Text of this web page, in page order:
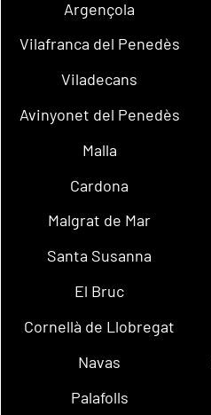
Argençola
Vilafranca del Penedès
Viladecans
Avinyonet del Penedès
Malla
Cardona
Malgrat de Mar
Santa Susanna
El Bruc
Cornellà de Llobregat
Navas
Palafolls